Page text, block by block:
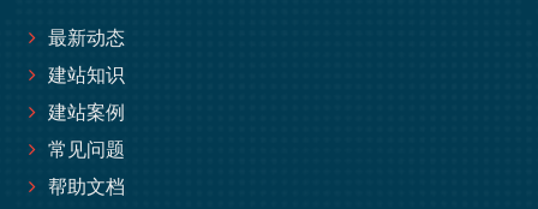
最新动态
建站知识
建站案例
常见问题
帮助文档